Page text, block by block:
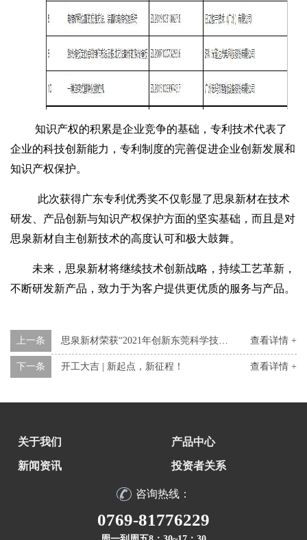
知识产权的积累是企业竞争的基础，专利技术代表了
企业的科技创新能力，专利制度的完善促进企业创新发展和
知识产权保护。
此次获得广东专利优秀奖不仅彰显了思泉新材在技术
研发、产品创新与知识产权保护方面的坚实基础，而且是对
思泉新材自主创新技术的高度认可和极大鼓舞。
未来，思泉新材将继续技术创新战略，持续工艺革新，
不断研发新产品，致力于为客户提供更优质的服务与产品。
查看详情 +
上一条 思泉新材荣获“2021年创新东莞科学技术奖”
查看详情 +
下一条 开工大吉 | 新起点，新征程！
关于我们 产品中心
新闻资讯 投资者关系
咨询热线：
0769-81776229